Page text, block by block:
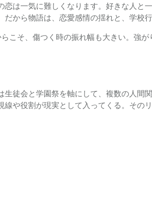
は一気に難しくなります。好きな人と
から物語は、恋愛感情の揺れと、学校
そ、傷つく時の振れ幅も大きい。強
徒会と学園祭を軸にして、複数の人間
や役割が現実として入ってくる。その